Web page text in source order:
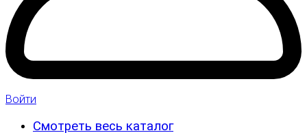
Войти
Смотреть весь каталог